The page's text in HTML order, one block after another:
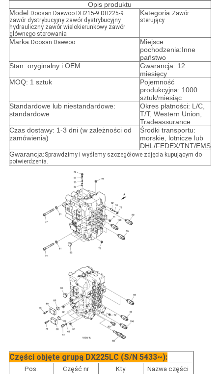
Opis produktu
Model: Doosan Daewoo DH215-9 DH225-9
zawór dystrybucyjny zawór dystrybucyjny
hydrauliczny zawór wielokierunkowy zawór
głównego sterowania
Kategoria:Zawór
sterujący
Marka: Doosan Daewoo
Miejsce
pochodzenia:Inne
państwo
Stan: oryginalny i OEM
Gwarancja: 12
miesięcy
MOQ: 1 sztuk
Pojemność
produkcyjna: 1000
sztuk/miesiąc
Standardowe lub niestandardowe:
standardowe
Okres płatności: L/C,
T/T, Western Union,
Tradeassurance
Czas dostawy: 1-3 dni (w zależności od
zamówienia)
Środki transportu:
morskie, lotnicze lub
DHL/FEDEX/TNT/EMS
Gwarancja:Sprawdzimy i wyślemy szczegółowe zdjęcia kupującym do
potwierdzenia.
Części objęte grupą DX225LC (S/N 5433~):
Pos. Część nr Kty Nazwa części